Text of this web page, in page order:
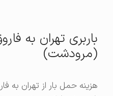
باربری تهران به فاروق
(مرودشت)
هزینه حمل بار از تهران به فاروق